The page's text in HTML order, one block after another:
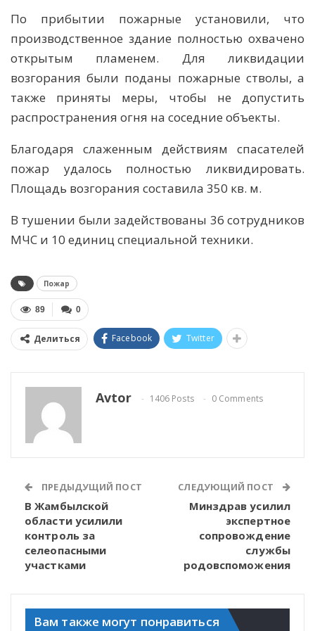
По прибытии пожарные установили, что
производственное здание полностью охвачено
открытым пламенем. Для ликвидации
возгорания были поданы пожарные стволы, а
также приняты меры, чтобы не допустить
распространения огня на соседние объекты.
Благодаря слаженным действиям спасателей
пожар удалось полностью ликвидировать.
Площадь возгорания составила 350 кв. м.
В тушении были задействованы 36 сотрудников
МЧС и 10 единиц специальной техники.
Пожар
0
89
Делиться Facebook Twitter
Avtor 1406 Posts 0 Comments
ПРЕДЫДУЩИЙ ПОСТ
В Жамбылской
области усилили
контроль за
селеопасными
участками
СЛЕДУЮЩИЙ ПОСТ
Минздрав усилил
экспертное
сопровождение
службы
родовспоможения
Вам также могут понравиться